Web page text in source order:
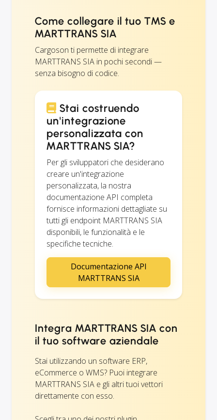
Come collegare il tuo TMS e
MARTTRANS SIA
Cargoson ti permette di integrare
MARTTRANS SIA in pochi secondi —
senza bisogno di codice.
Stai costruendo
un'integrazione
personalizzata con
MARTTRANS SIA?
Per gli sviluppatori che desiderano
creare un'integrazione
personalizzata, la nostra
documentazione API completa
fornisce informazioni dettagliate su
tutti gli endpoint MARTTRANS SIA
disponibili, le funzionalità e le
specifiche tecniche.
Documentazione API
MARTTRANS SIA
Integra MARTTRANS SIA con
il tuo software aziendale
Stai utilizzando un software ERP,
eCommerce o WMS? Puoi integrare
MARTTRANS SIA e gli altri tuoi vettori
direttamente con esso.